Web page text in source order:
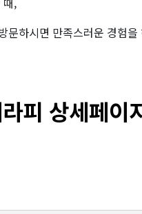
문하시면 만족스러운 경험을
피 상세페이